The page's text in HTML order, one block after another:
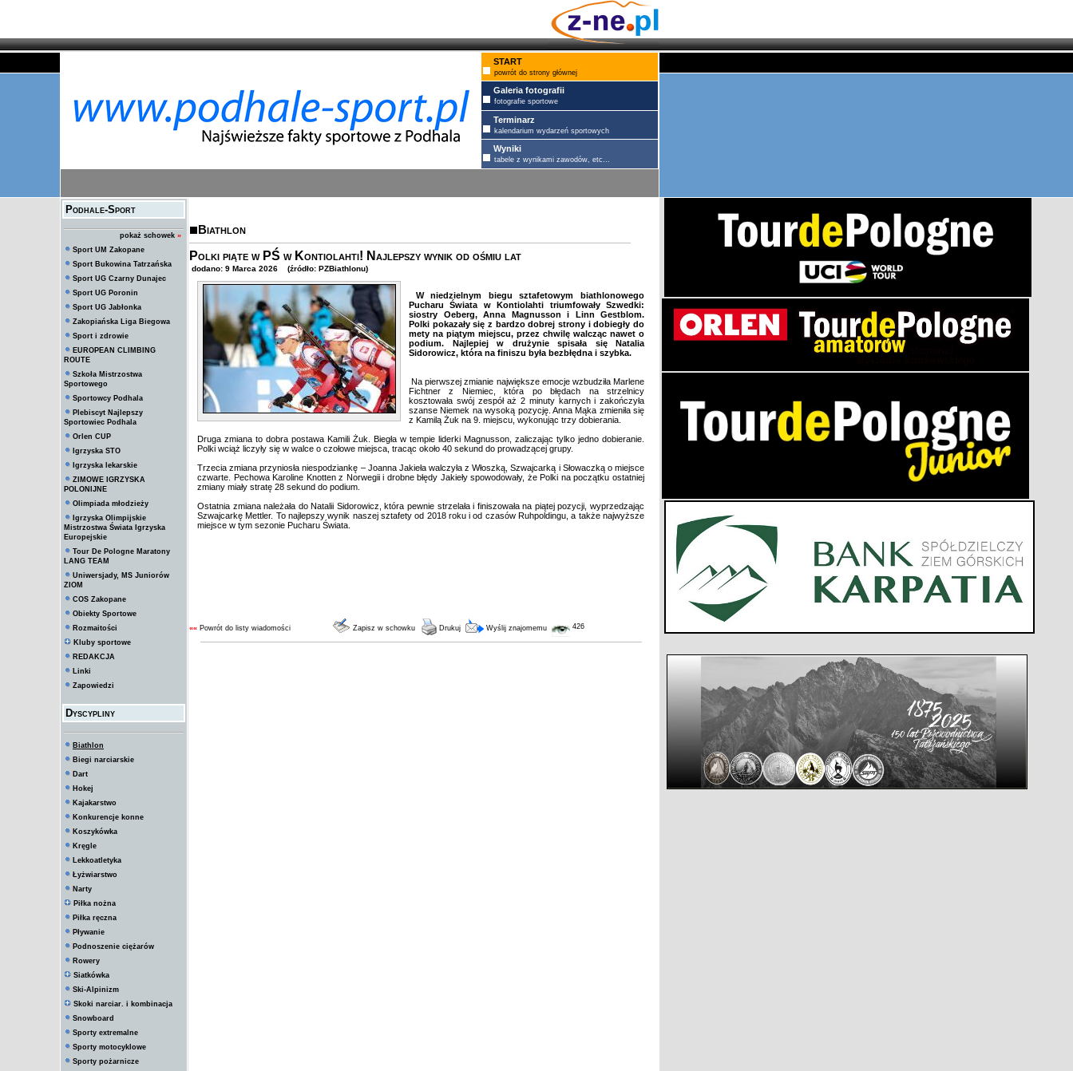
START
powrót do strony głównej
Galeria fotografii
fotografie sportowe
Terminarz
kalendarium wydarzeń sportowych
Wyniki
tabele z wynikami zawodów, etc...
Podhale-Sport
pokaż schowek »
Sport UM Zakopane
Sport Bukowina Tatrzańska
Sport UG Czarny Dunajec
Sport UG Poronin
Sport UG Jabłonka
Zakopiańska Liga Biegowa
Sport i zdrowie
EUROPEAN CLIMBING
ROUTE
Szkoła Mistrzostwa
Sportowego
Sportowcy Podhala
Plebiscyt Najlepszy
Sportowiec Podhala
Orlen CUP
Igrzyska STO
Igrzyska lekarskie
ZIMOWE IGRZYSKA
POLONIJNE
Olimpiada młodzieży
Igrzyska Olimpijskie
Mistrzostwa Świata Igrzyska
Europejskie
Tour De Pologne Maratony
LANG TEAM
Uniwersjady, MS Juniorów
ZIOM
COS Zakopane
Obiekty Sportowe
Rozmaitości
Kluby sportowe
REDAKCJA
Linki
Zapowiedzi
Dyscypliny
Biathlon
Biegi narciarskie
Dart
Hokej
Kajakarstwo
Konkurencje konne
Koszykówka
Kręgle
Lekkoatletyka
Łyżwiarstwo
Narty
Piłka nożna
Piłka ręczna
Pływanie
Podnoszenie ciężarów
Rowery
Siatkówka
Ski-Alpinizm
Skoki narciar. i kombinacja
Snowboard
Sporty extremalne
Sporty motocyklowe
Sporty pożarnicze
Biathlon
Polki piąte w PŚ w Kontiolahti! Najlepszy wynik od ośmiu lat
dodano: 9 Marca 2026 (źródło: PZBiathlonu)
W niedzielnym biegu sztafetowym biathlonowego
Pucharu Świata w Kontiolahti triumfowały Szwedki:
siostry Oeberg, Anna Magnusson i Linn Gestblom.
Polki pokazały się z bardzo dobrej strony i dobiegły do
mety na piątym miejscu, przez chwilę walcząc nawet o
podium. Najlepiej w drużynie spisała się Natalia
Sidorowicz, która na finiszu była bezbłędna i szybka.
Na pierwszej zmianie największe emocje wzbudziła Marlene
Fichtner z Niemiec, która po błędach na strzelnicy
kosztowała swój zespół aż 2 minuty karnych i zakończyła
szanse Niemek na wysoką pozycję. Anna Mąka zmieniła się
z Kamilą Żuk na 9. miejscu, wykonując trzy dobierania.
Druga zmiana to dobra postawa Kamili Żuk. Biegła w tempie liderki Magnusson, zaliczając tylko jedno dobieranie.
Polki wciąż liczyły się w walce o czołowe miejsca, tracąc około 40 sekund do prowadzącej grupy.
Trzecia zmiana przyniosła niespodziankę – Joanna Jakieła walczyła z Włoszką, Szwajcarką i Słowaczką o miejsce
czwarte. Pechowa Karoline Knotten z Norwegii i drobne błędy Jakieły spowodowały, że Polki na początku ostatniej
zmiany miały stratę 28 sekund do podium.
Ostatnia zmiana należała do Natalii Sidorowicz, która pewnie strzelała i finiszowała na piątej pozycji, wyprzedzając
Szwajcarkę Mettler. To najlepszy wynik naszej sztafety od 2018 roku i od czasów Ruhpoldingu, a także najwyższe
miejsce w tym sezonie Pucharu Świata.
«« Powrót do listy wiadomości Zapisz w schowku Drukuj Wyślij znajomemu 426